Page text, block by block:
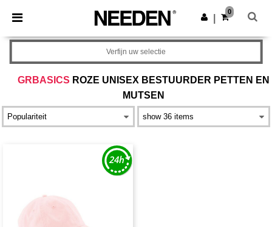
× Needen-app
Betere prijzen in de app!
Download app
0
GRBASICS ROZE UNISEX BESTUURDER PETTEN EN
MUTSEN
Verfijn uw selectie